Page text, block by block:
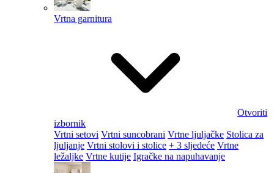
Vrtna garnitura
Otvoriti
izbornik
Vrtni setovi Vrtni suncobrani Vrtne ljuljačke Stolica za
ljuljanje Vrtni stolovi i stolice + 3 sljedeće Vrtne
ležaljke Vrtne kutije Igračke na napuhavanje